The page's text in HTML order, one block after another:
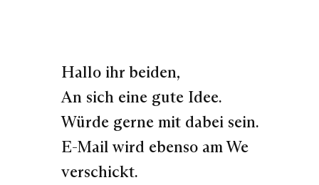
Hallo ihr beiden,
An sich eine gute Idee.
Würde gerne mit dabei sein.
E-Mail wird ebenso am We
verschickt.